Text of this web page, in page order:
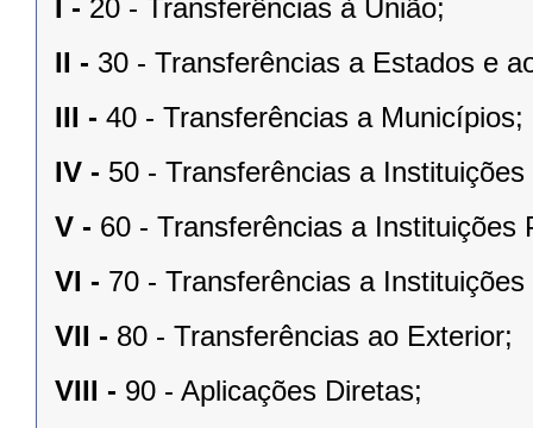
I - 20 - Transferências à União;
II - 30 - Transferências a Estados e
III - 40 - Transferências a Municípios;
IV - 50 - Transferências a
V - 60 - Transferências a Instituições
VI - 70 - Transferências a
VII - 80 - Transferências ao Exterior;
VIII - 90 - Aplicações Diretas;